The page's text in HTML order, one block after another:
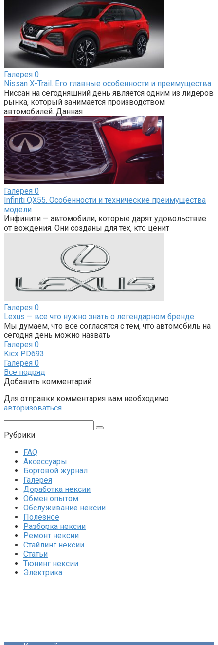
Галерея 0
Nissan X-Trail. Его главные особенности и преимущества
Ниссан на сегодняшний день является одним из лидеров
рынка, который занимается производством
автомобилей. Данная
Галерея 0
Infiniti QX55. Особенности и технические преимущества
модели
Инфинити — автомобили, которые дарят удовольствие
от вождения. Они созданы для тех, кто ценит
Галерея 0
Lexus — все что нужно знать о легендарном бренде
Мы думаем, что все согласятся с тем, что автомобиль на
сегодня день можно назвать
Галерея 0
Kicx PD693
Галерея 0
Все подряд
Добавить комментарий
Для отправки комментария вам необходимо
авторизоваться.
Рубрики
FAQ
Аксессуары
Бортовой журнал
Галерея
Доработка нексии
Обмен опытом
Обслуживание нексии
Полезное
Разборка нексии
Ремонт нексии
Стайлинг нексии
Статьи
Тюнинг нексии
Электрика